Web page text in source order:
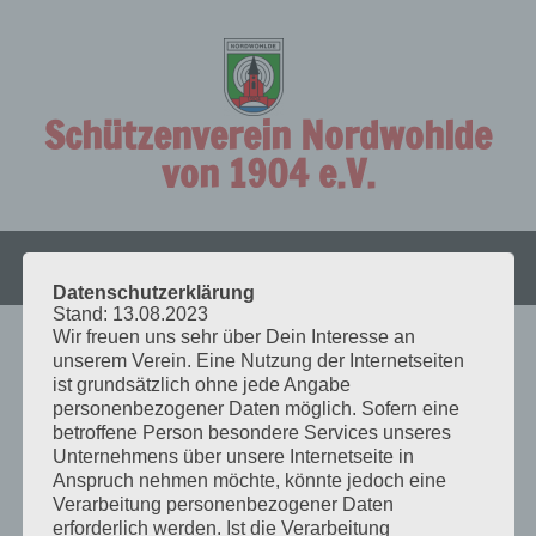
Schützenverein Nordwohlde
von 1904 e.V.
JAHRESHAUPTVERSAMMLUNG 2015
06.01.15
Pressebericht der Kreiszeitung v. 06.01.2015
Datenschutzerklärung
Stand: 13.08.2023
Wir freuen uns sehr über Dein Interesse an
unserem Verein. Eine Nutzung der Internetseiten
ist grundsätzlich ohne jede Angabe
personenbezogener Daten möglich. Sofern eine
betroffene Person besondere Services unseres
Unternehmens über unsere Internetseite in
Anspruch nehmen möchte, könnte jedoch eine
Verarbeitung personenbezogener Daten
erforderlich werden. Ist die Verarbeitung